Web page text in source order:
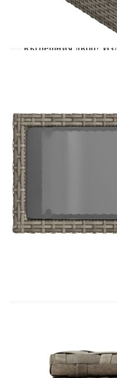
Съберете се около
градинска помощна
кафе или да
приятелите си в
вътрешния двор!
издръжливост и
влияния.Стъклен
маса е изработен
закалено стъкло,
влажна кърпа и
вашето външно
рамка: Стоманената
гарантира, че
стабилна за
Добре е да се
външни мебели ще
препоръчваме да ги
Пластмасови
Необходим е